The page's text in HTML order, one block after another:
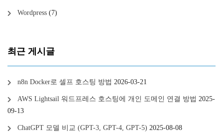
Wordpress (7)
최근 게시글
n8n Docker로 셀프 호스팅 방법 2026-03-21
AWS Lightsail 워드프레스 호스팅에 개인 도메인 연결 방법 2025-
09-13
ChatGPT 모델 비교 (GPT-3, GPT-4, GPT-5) 2025-08-08